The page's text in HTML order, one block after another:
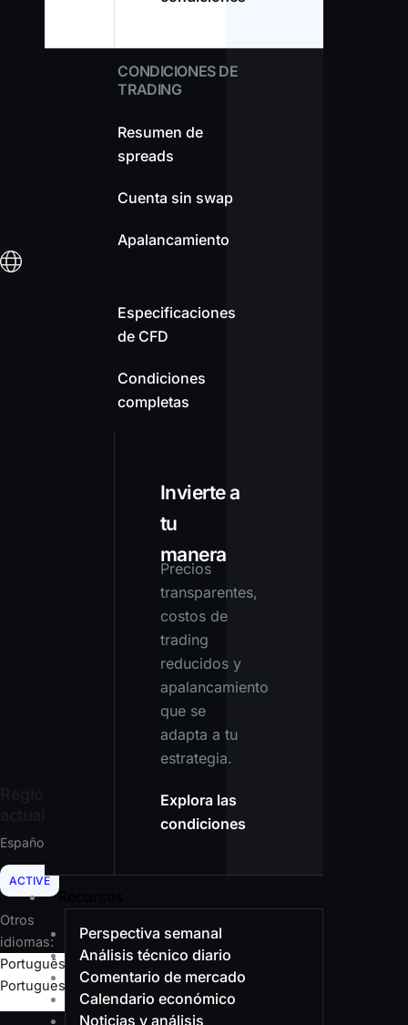
CONDICIONES DE
TRADING
Resumen de
spreads
Cuenta sin swap
Apalancamiento
Especificaciones
de CFD
Condiciones
completas
Invierte a
tu
manera
Precios
transparentes,
costos de
trading
reducidos y
apalancamiento
que se
adapta a tu
estrategia.
Explora las
condiciones
Recursos
Perspectiva semanal
Análisis técnico diario
Comentario de mercado
Calendario económico
Noticias y análisis
Español
ACTIVE
Otros
idiomas:
Português –
Portuguese